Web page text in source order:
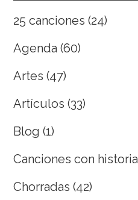
25 canciones (24)
Agenda (60)
Artes (47)
Artículos (33)
Blog (1)
Canciones con historia
Chorradas (42)